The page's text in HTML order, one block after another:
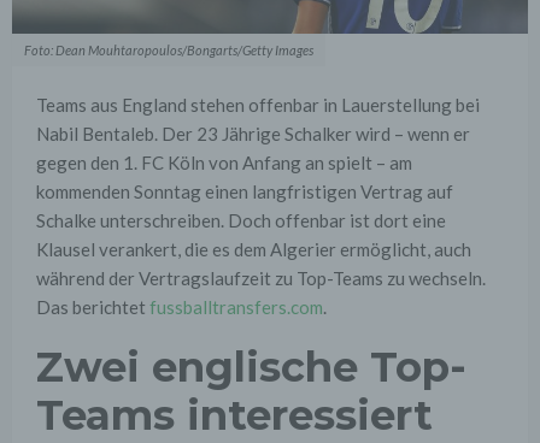
Foto: Dean Mouhtaropoulos/Bongarts/Getty Images
Teams aus England stehen offenbar in Lauerstellung bei
Nabil Bentaleb. Der 23 Jährige Schalker wird – wenn er
gegen den 1. FC Köln von Anfang an spielt – am
kommenden Sonntag einen langfristigen Vertrag auf
Schalke unterschreiben. Doch offenbar ist dort eine
Klausel verankert, die es dem Algerier ermöglicht, auch
während der Vertragslaufzeit zu Top-Teams zu wechseln.
Das berichtet fussballtransfers.com.
Zwei englische Top-
Teams interessiert